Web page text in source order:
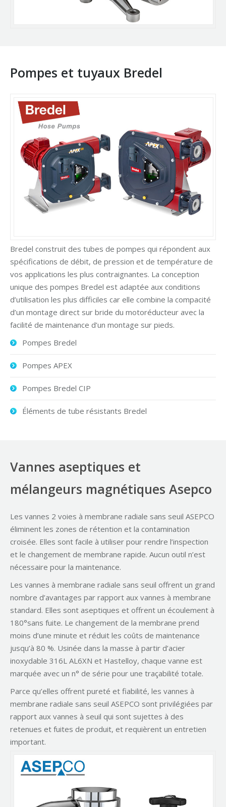
Pompes et tuyaux Bredel
Bredel construit des tubes de pompes qui répondent aux
spécifications de débit, de pression et de température de
vos applications les plus contraignantes. La conception
unique des pompes Bredel est adaptée aux conditions
d’utilisation les plus difficiles car elle combine la compacité
d’un montage direct sur bride du motoréducteur avec la
facilité de maintenance d’un montage sur pieds.
Pompes Bredel
Pompes APEX
Pompes Bredel CIP
Éléments de tube résistants Bredel
Vannes aseptiques et
mélangeurs magnétiques Asepco
Les vannes 2 voies à membrane radiale sans seuil ASEPCO
éliminent les zones de rétention et la contamination
croisée. Elles sont facile à utiliser pour rendre l’inspection
et le changement de membrane rapide. Aucun outil n’est
nécessaire pour la maintenance.
Les vannes à membrane radiale sans seuil offrent un grand
nombre d’avantages par rapport aux vannes à membrane
standard. Elles sont aseptiques et offrent un écoulement à
180°sans fuite. Le changement de la membrane prend
moins d’une minute et réduit les coûts de maintenance
jusqu’à 80 %. Usinée dans la masse à partir d’acier
inoxydable 316L AL6XN et Hastelloy, chaque vanne est
marquée avec un n° de série pour une traçabilité totale.
Parce qu’elles offrent pureté et fiabilité, les vannes à
membrane radiale sans seuil ASEPCO sont privilégiées par
rapport aux vannes à seuil qui sont sujettes à des
retenues et fuites de produit, et requièrent un entretien
important.